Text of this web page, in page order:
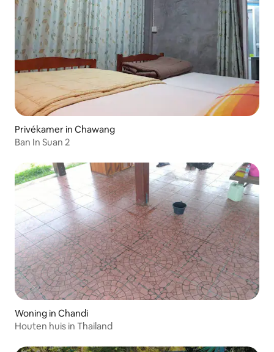
Privékamer in Chawang
Ban In Suan 2
Woning in Chandi
Houten huis in Thailand